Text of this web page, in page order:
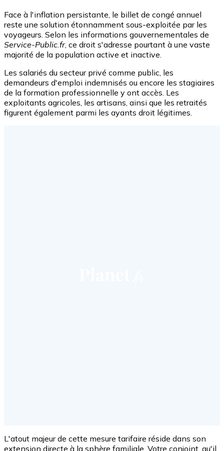
Face à l'inflation persistante, le billet de congé annuel
reste une solution étonnamment sous-exploitée par les
voyageurs. Selon les informations gouvernementales de
Service-Public.fr, ce droit s'adresse pourtant à une vaste
majorité de la population active et inactive.
Les salariés du secteur privé comme public, les
demandeurs d'emploi indemnisés ou encore les stagiaires
de la formation professionnelle y ont accès. Les
exploitants agricoles, les artisans, ainsi que les retraités
figurent également parmi les ayants droit légitimes.
L'atout majeur de cette mesure tarifaire réside dans son
extension directe à la sphère familiale. Votre conjoint, qu'il